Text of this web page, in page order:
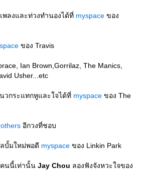
พลงและท่วงทำนองได้ที่ myspace ของ
ของ Travis
Ian Brown,Gorrilaz, The Manics,
Usher...etc
วกระแทกหูและใจได้ที่ myspace ของ The
อีกวงที่ชอบ
ลบั้มใหม่พอดี myspace ของ Linkin Park
นนี้เท่านั้น Jay Chou ลองฟังจังหวะใจของ